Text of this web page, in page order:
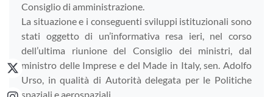
Consiglio di amministrazione.
La situazione e i conseguenti sviluppi istituzionali sono
stati oggetto di un’informativa resa ieri, nel corso
dell’ultima riunione del Consiglio dei ministri, dal
ministro delle Imprese e del Made in Italy, sen. Adolfo
Urso, in qualità di Autorità delegata per le Politiche
spaziali e aerospaziali.